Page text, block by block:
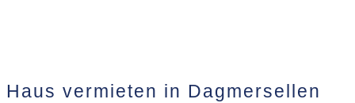
Haus vermieten in Dagmersellen